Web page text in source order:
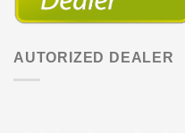
AUTORIZED DEALER